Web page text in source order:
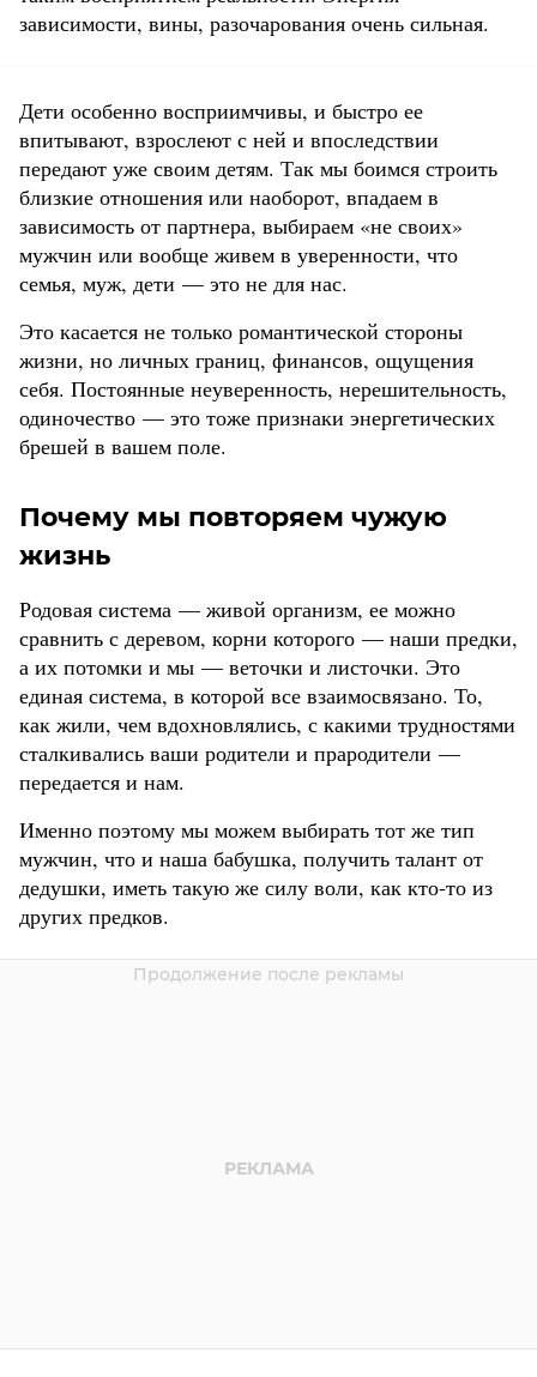
зависимости, вины, разочарования очень сильная.
Дети особенно восприимчивы, и быстро ее
впитывают, взрослеют с ней и впоследствии
передают уже своим детям. Так мы боимся строить
близкие отношения или наоборот, впадаем в
зависимость от партнера, выбираем «не своих»
мужчин или вообще живем в уверенности, что
семья, муж, дети — это не для нас.
Это касается не только романтической стороны
жизни, но личных границ, финансов, ощущения
себя. Постоянные неуверенность, нерешительность,
одиночество — это тоже признаки энергетических
брешей в вашем поле.
Почему мы повторяем чужую
жизнь
Родовая система — живой организм, ее можно
сравнить с деревом, корни которого — наши предки,
а их потомки и мы — веточки и листочки. Это
единая система, в которой все взаимосвязано. То,
как жили, чем вдохновлялись, с какими трудностями
сталкивались ваши родители и прародители —
передается и нам.
Именно поэтому мы можем выбирать тот же тип
мужчин, что и наша бабушка, получить талант от
дедушки, иметь такую же силу воли, как кто-то из
других предков.